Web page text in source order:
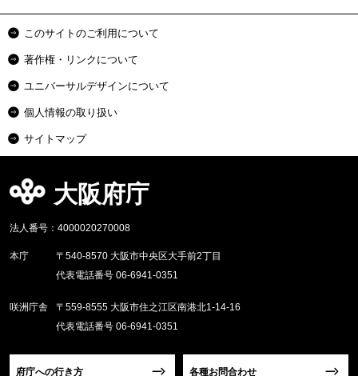
このサイトのご利用について
著作権・リンクについて
ユニバーサルデザインについて
個人情報の取り扱い
サイトマップ
大阪府庁
法人番号：4000020270008
本庁
〒540-8570 大阪市中央区大手前2丁目
代表電話番号 06-6941-0351
咲洲庁舎
〒559-8555 大阪市住之江区南港北1-14-16
代表電話番号 06-6941-0351
府庁への行き方 各種お問合わせ